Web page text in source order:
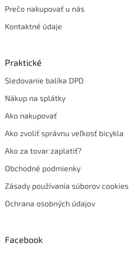
Prečo nakupovať u nás
Kontaktné údaje
Praktické
Sledovanie balíka DPD
Nákup na splátky
Ako nakupovať
Ako zvoliť správnu veľkosť bicykla
Ako za tovar zaplatiť?
Obchodné podmienky
Zásady používania súborov cookies
Ochrana osobných údajov
Facebook